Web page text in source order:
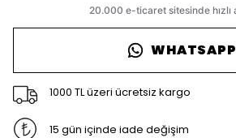
WHATSAPP
1000 TL üzeri ücretsiz kargo
15 gün içinde iade değişim